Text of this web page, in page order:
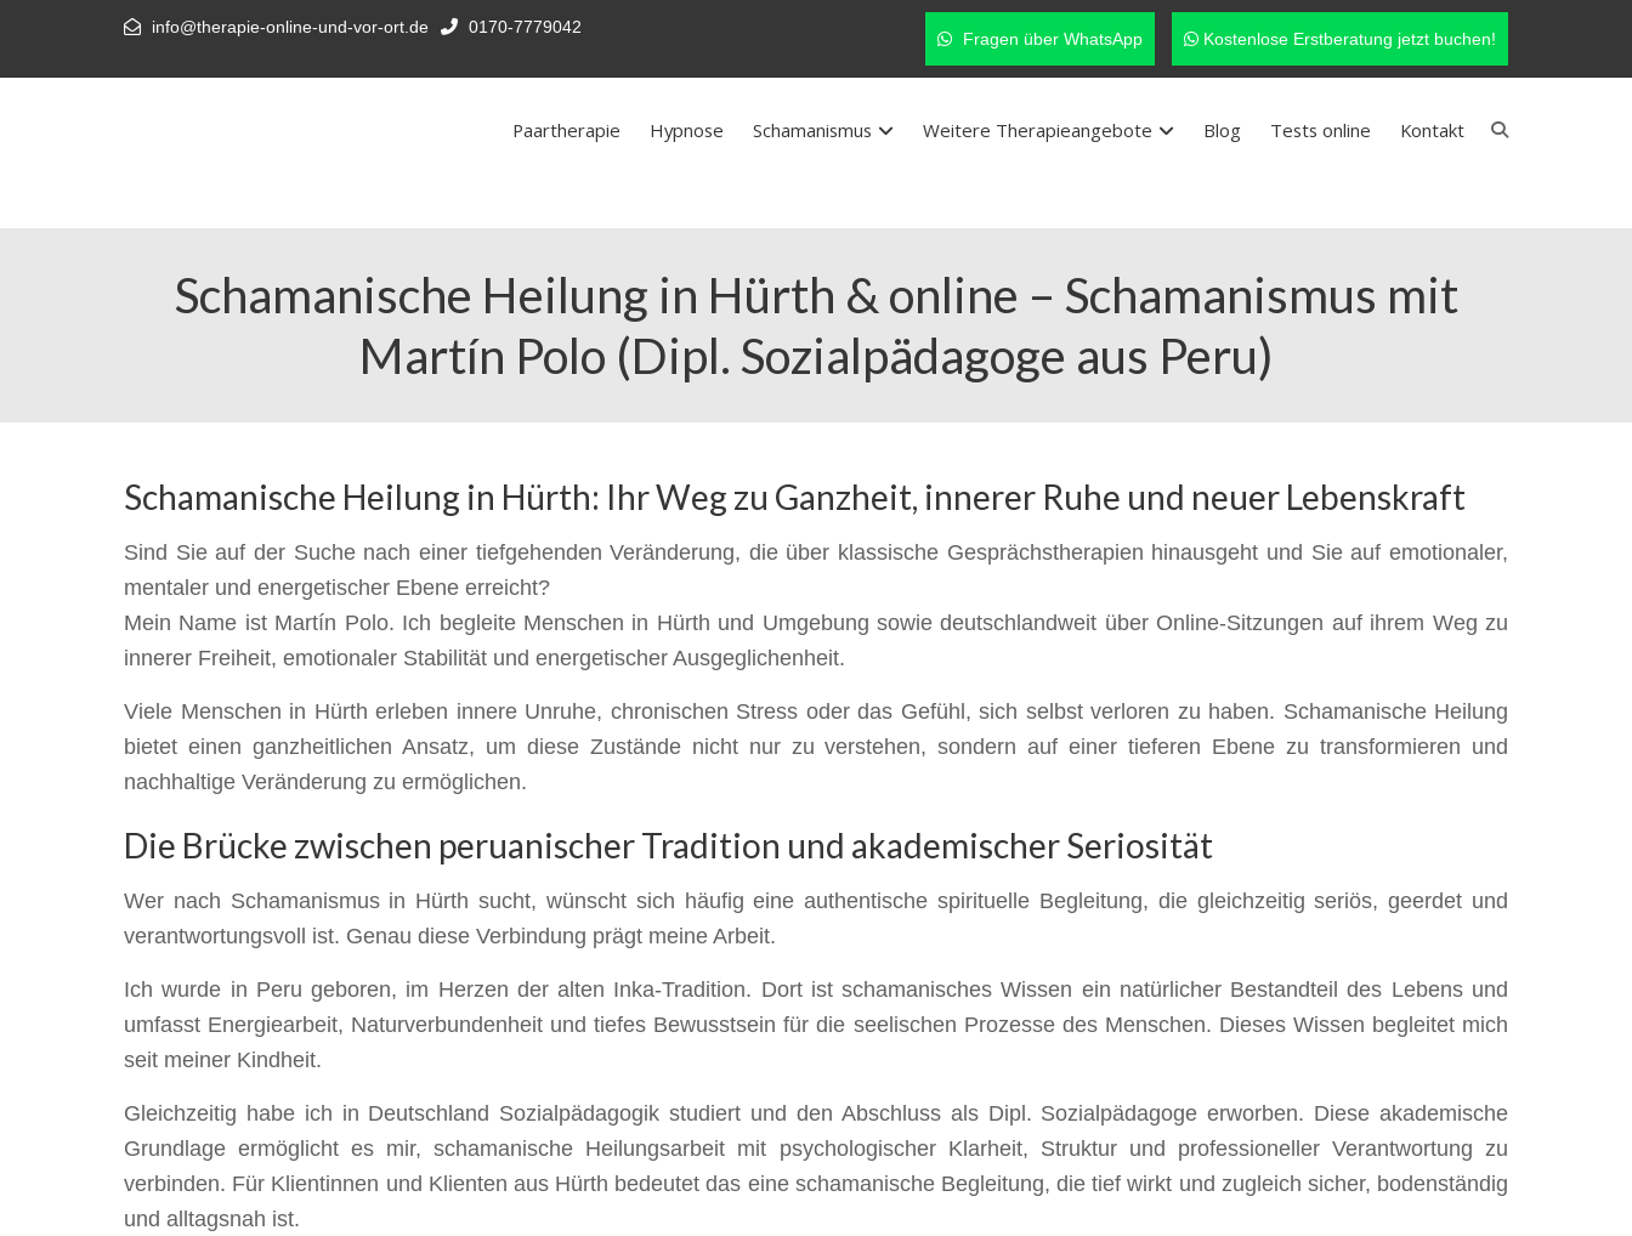
info@therapie-online-und-vor-ort.de 0170-7779042
Fragen über WhatsApp Kostenlose Erstberatung jetzt buchen!
Paartherapie Hypnose Schamanismus Weitere Therapieangebote Blog Tests online Kontakt
Schamanische Heilung in Hürth & online – Schamanismus mit
Martín Polo (Dipl. Sozialpädagoge aus Peru)
Schamanische Heilung in Hürth: Ihr Weg zu Ganzheit, innerer Ruhe und neuer Lebenskraft
Sind Sie auf der Suche nach einer tiefgehenden Veränderung, die über klassische Gesprächstherapien hinausgeht und Sie auf emotionaler,
mentaler und energetischer Ebene erreicht?
Mein Name ist Martín Polo. Ich begleite Menschen in Hürth und Umgebung sowie deutschlandweit über Online-Sitzungen auf ihrem Weg zu
innerer Freiheit, emotionaler Stabilität und energetischer Ausgeglichenheit.
Viele Menschen in Hürth erleben innere Unruhe, chronischen Stress oder das Gefühl, sich selbst verloren zu haben. Schamanische Heilung
bietet einen ganzheitlichen Ansatz, um diese Zustände nicht nur zu verstehen, sondern auf einer tieferen Ebene zu transformieren und
nachhaltige Veränderung zu ermöglichen.
Die Brücke zwischen peruanischer Tradition und akademischer Seriosität
Wer nach Schamanismus in Hürth sucht, wünscht sich häufig eine authentische spirituelle Begleitung, die gleichzeitig seriös, geerdet und
verantwortungsvoll ist. Genau diese Verbindung prägt meine Arbeit.
Ich wurde in Peru geboren, im Herzen der alten Inka-Tradition. Dort ist schamanisches Wissen ein natürlicher Bestandteil des Lebens und
umfasst Energiearbeit, Naturverbundenheit und tiefes Bewusstsein für die seelischen Prozesse des Menschen. Dieses Wissen begleitet mich
seit meiner Kindheit.
Gleichzeitig habe ich in Deutschland Sozialpädagogik studiert und den Abschluss als Dipl. Sozialpädagoge erworben. Diese akademische
Grundlage ermöglicht es mir, schamanische Heilungsarbeit mit psychologischer Klarheit, Struktur und professioneller Verantwortung zu
verbinden. Für Klientinnen und Klienten aus Hürth bedeutet das eine schamanische Begleitung, die tief wirkt und zugleich sicher, bodenständig
und alltagsnah ist.